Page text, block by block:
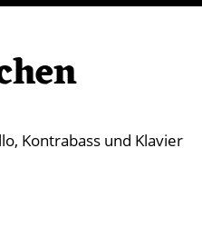
Kontrabass und Klavier